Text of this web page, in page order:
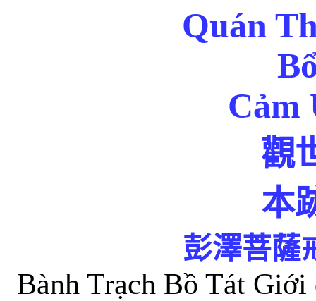
Quán
Cảm
觀
本
彭澤菩薩
Bành Trạch Bồ Tát